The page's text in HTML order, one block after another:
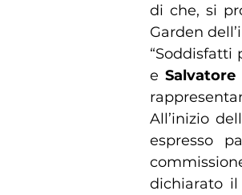
di che, si
Garden
“Soddisfatti
eSalvatore
All’inizio
espresso
dichiarato